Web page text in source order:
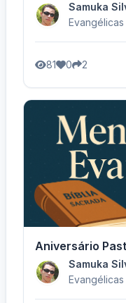
Samuka
81 0 2
Aniversário
Samuka